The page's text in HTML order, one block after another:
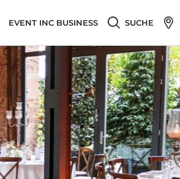
EVENT INC BUSINESS SUCHE